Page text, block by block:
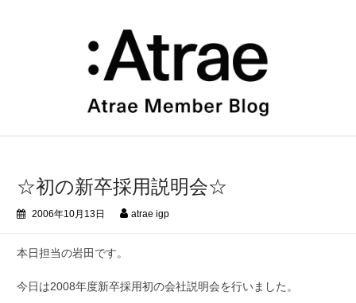
☆初の新卒採用説明会☆
2006年10月13日 atrae igp
本日担当の岩田です。
今日は2008年度新卒採用初の会社説明会を行いました。